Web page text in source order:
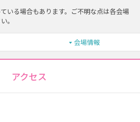
いる場合もあります。ご不明な点は各会場
。
会場情報
アクセス